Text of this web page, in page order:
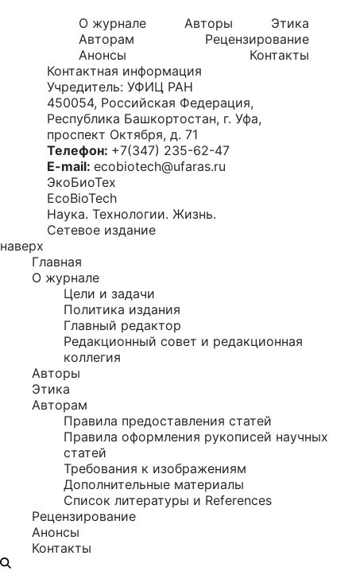
О журнале Авторы
Этика
Авторам
Рецензирование
Анонсы
Контакты
ЭкоБиоТех
EcoBioTech
Наука. Технологии. Жизнь.
Сетевое издание
Контактная информация
Учредитель: УФИЦ РАН
450054, Российская Федерация,
Республика Башкортостан, г. Уфа,
проспект Октября, д. 71
Телефон: +7(347) 235-62-47
E-mail: ecobiotech@ufaras.ru
наверх
Главная
О журнале
Цели и задачи
Политика издания
Главный редактор
Редакционный совет и редакционная
коллегия
Авторы
Этика
Авторам
Правила предоставления статей
Правила оформления рукописей научных
статей
Требования к изображениям
Дополнительные материалы
Список литературы и References
Рецензирование
Анонсы
Контакты